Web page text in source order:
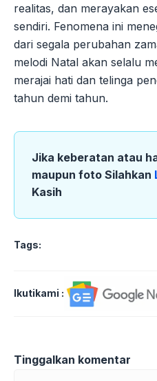
realitas, dan merayakan
sendiri. Fenomena ini
dari segala perubahan
melodi Natal akan selalu
merajai hati dan telinga
tahun demi tahun.
Jika keberatan atau
maupun foto Silahkan
Kasih
Tags:
Ikutikami :
Tinggalkan komentar